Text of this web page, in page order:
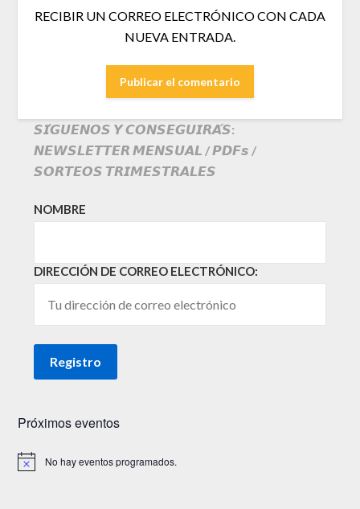
RECIBIR UN CORREO ELECTRÓNICO CON CADA
NUEVA ENTRADA.
𝙎𝙄́𝙂𝙐𝙀𝙉𝙊𝙎 𝙔 𝘾𝙊𝙉𝙎𝙀𝙂𝙐𝙄𝙍𝘼́𝙎:
𝙉𝙀𝙒𝙎𝙇𝙀𝙏𝙏𝙀𝙍 𝙈𝙀𝙉𝙎𝙐𝘼𝙇 / 𝙋𝘿𝙁𝙨 /
𝙎𝙊𝙍𝙏𝙀𝙊𝙎 𝙏𝙍𝙄𝙈𝙀𝙎𝙏𝙍𝘼𝙇𝙀𝙎
NOMBRE
DIRECCIÓN DE CORREO ELECTRÓNICO:
Próximos eventos
Aviso No hay eventos programados.